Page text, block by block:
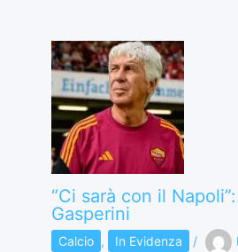
“Ci sarà con il
Gasperini
Calcio , In Evidenza /